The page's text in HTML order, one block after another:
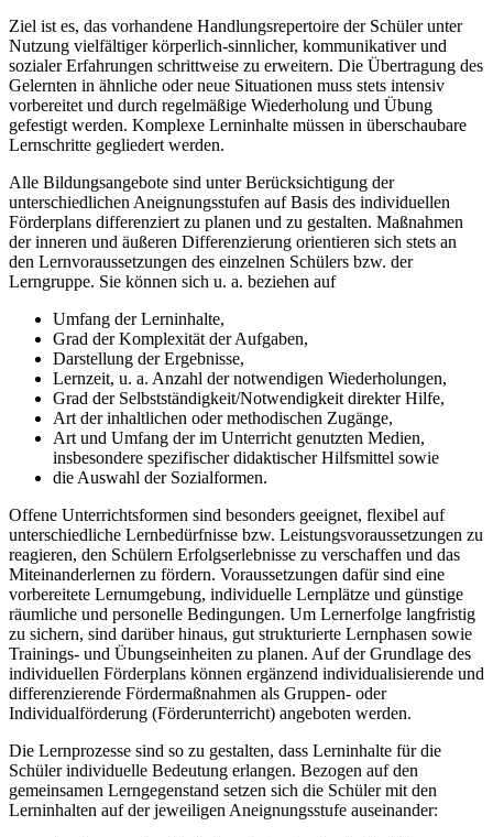
Ziel ist es, das vorhandene Handlungsrepertoire der Schüler unter
Nutzung vielfältiger körperlich-sinnlicher, kommunikativer und
sozialer Erfahrungen schrittweise zu erweitern. Die Übertragung des
Gelernten in ähnliche oder neue Situationen muss stets intensiv
vorbereitet und durch regelmäßige Wiederholung und Übung
gefestigt werden. Komplexe Lerninhalte müssen in überschaubare
Lernschritte gegliedert werden.
Alle Bildungsangebote sind unter Berücksichtigung der
unterschiedlichen Aneignungsstufen auf Basis des individuellen
Förderplans differenziert zu planen und zu gestalten. Maßnahmen
der inneren und äußeren Differenzierung orientieren sich stets an
den Lernvoraussetzungen des einzelnen Schülers bzw. der
Lerngruppe. Sie können sich u. a. beziehen auf
Umfang der Lerninhalte,
Grad der Komplexität der Aufgaben,
Darstellung der Ergebnisse,
Lernzeit, u. a. Anzahl der notwendigen Wiederholungen,
Grad der Selbstständigkeit/Notwendigkeit direkter Hilfe,
Art der inhaltlichen oder methodischen Zugänge,
Art und Umfang der im Unterricht genutzten Medien,
insbesondere spezifischer didaktischer Hilfsmittel sowie
die Auswahl der Sozialformen.
Offene Unterrichtsformen sind besonders geeignet, flexibel auf
unterschiedliche Lernbedürfnisse bzw. Leistungsvoraussetzungen zu
reagieren, den Schülern Erfolgserlebnisse zu verschaffen und das
Miteinanderlernen zu fördern. Voraussetzungen dafür sind eine
vorbereitete Lernumgebung, individuelle Lernplätze und günstige
räumliche und personelle Bedingungen. Um Lernerfolge langfristig
zu sichern, sind darüber hinaus, gut strukturierte Lernphasen sowie
Trainings- und Übungseinheiten zu planen. Auf der Grundlage des
individuellen Förderplans können ergänzend individualisierende und
differenzierende Fördermaßnahmen als Gruppen- oder
Individualförderung (Förderunterricht) angeboten werden.
Die Lernprozesse sind so zu gestalten, dass Lerninhalte für die
Schüler individuelle Bedeutung erlangen. Bezogen auf den
gemeinsamen Lerngegenstand setzen sich die Schüler mit den
Lerninhalten auf der jeweiligen Aneignungsstufe auseinander: